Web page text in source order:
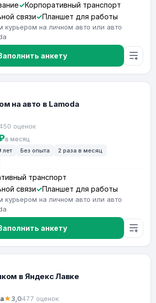
Корпоративный транспорт
связи
Планшет для работы
курьером на личном авто или авто
анкету
на авто в Lamoda
оценок
в месяц
лет Без опыта
2 раза в месяц
транспорт
связи
Планшет для работы
курьером на личном авто или авто
анкету
в Яндекс Лавке
★3,0477 оценок